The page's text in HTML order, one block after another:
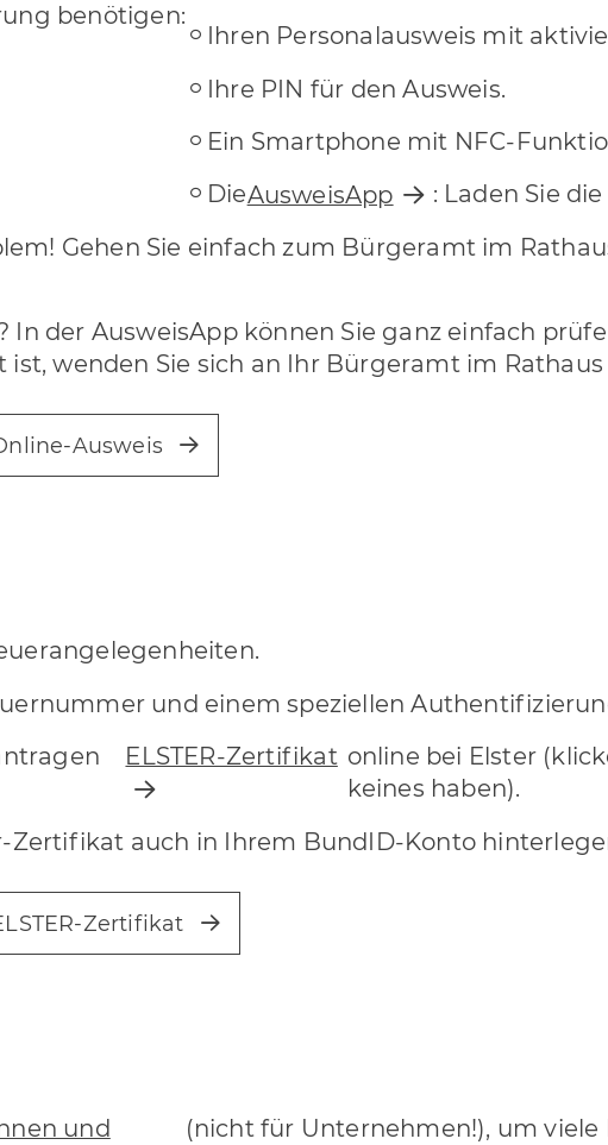
benötigen:
Ihren Personalausweis mit
Ihre PIN für den Ausweis.
Ein Smartphone mit NFC-
DieAusweisApp
: Laden Sie
Gehen Sie einfach zum Bürgeramt im
der AusweisApp können Sie ganz einfach
wenden Sie sich an Ihr Bürgeramt im
Ausweis
und einem speziellen
ELSTER-Zertifikat online bei Elster
keines haben).
Zertifikat auch in Ihrem BundID-Konto
Zertifikat
und
(nicht für Unternehmen!), um